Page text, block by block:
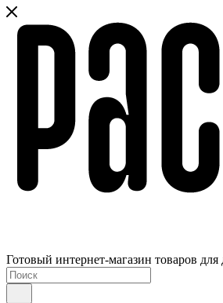
Готовый интернет-магазин товаров для